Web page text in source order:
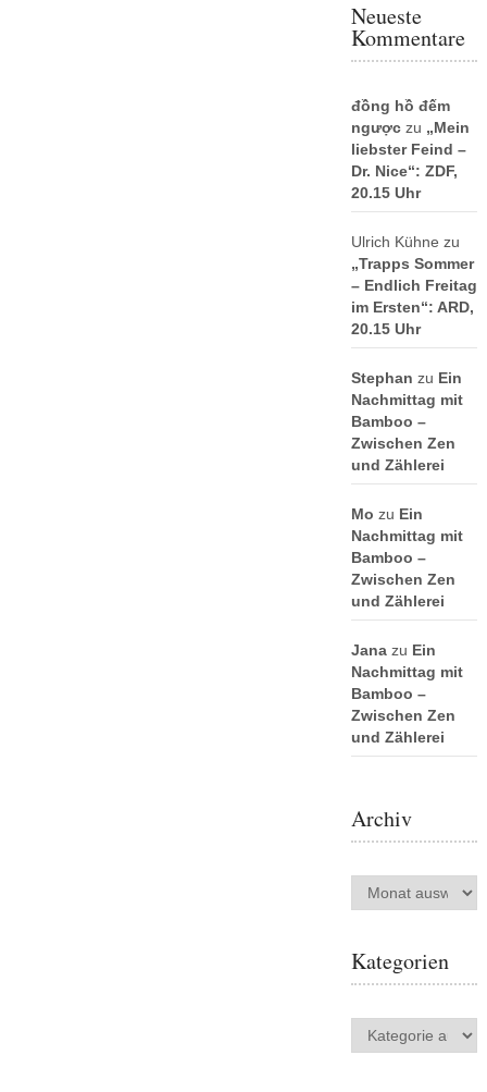
Neueste
Kommentare
đồng hồ đếm
ngượczu „Mein
liebster Feind –
Dr. Nice“: ZDF,
20.15 Uhr
Ulrich Kühne zu
„Trapps Sommer
– Endlich Freitag
im Ersten“: ARD,
20.15 Uhr
Stephan zu Ein
Nachmittag mit
Bamboo –
Zwischen Zen
und Zählerei
Mo zu Ein
Nachmittag mit
Bamboo –
Zwischen Zen
und Zählerei
Janazu Ein
Nachmittag mit
Bamboo –
Zwischen Zen
und Zählerei
Archiv
Archiv
Kategorien
Kategorien